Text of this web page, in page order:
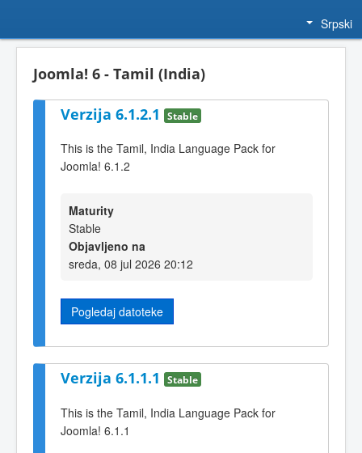
Srpski
Joomla! 6 - Tamil (India)
Verzija 6.1.2.1 Stable
This is the Tamil, India Language Pack for
Joomla! 6.1.2
Maturity
Stable
Objavljeno na
sreda, 08 jul 2026 20:12
Pogledaj datoteke
Verzija 6.1.1.1 Stable
This is the Tamil, India Language Pack for
Joomla! 6.1.1